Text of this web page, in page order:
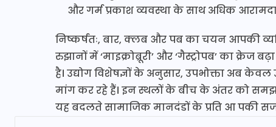
और गर्म प्रकाश व्यवस्था के साथ अधिक
निष्कर्षतः, बार, क्लब और पब का चयन आपकी
रुझानों में ‘माइक्रोब्रूरी’ और ‘गैस्ट्रोपब’ का
है। उद्योग विशेषज्ञों के अनुसार, उपभोक्ता अब
मांग कर रहे हैं। इन स्थलों के बीच के अंतर को
यह बदलते सामाजिक मानदंडों के प्रति आ पकी